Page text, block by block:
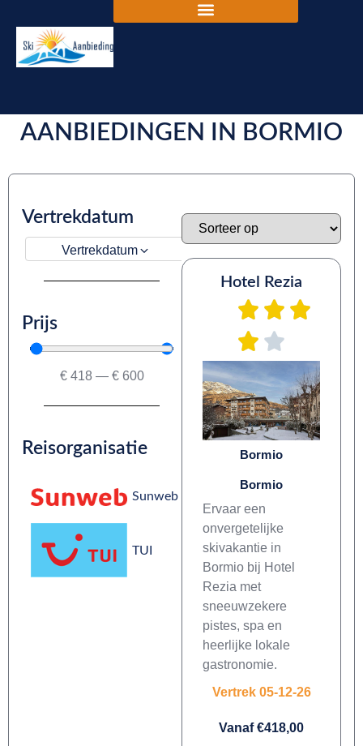
AANBIEDINGEN IN BORMIO
Vertrekdatum
Vertrekdatum
Prijs
€ 418 — € 600
Reisorganisatie
Sunweb
TUI
Hotel Rezia
Bormio
Bormio
Ervaar een
onvergetelijke
skivakantie in
Bormio bij Hotel
Rezia met
sneeuwzekere
pistes, spa en
heerlijke lokale
gastronomie.
Vertrek 05-12-26
Vanaf €418,00